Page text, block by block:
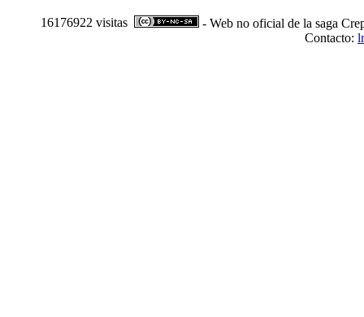
16176922 visitas
- Web no oficial de la saga
Contacto: